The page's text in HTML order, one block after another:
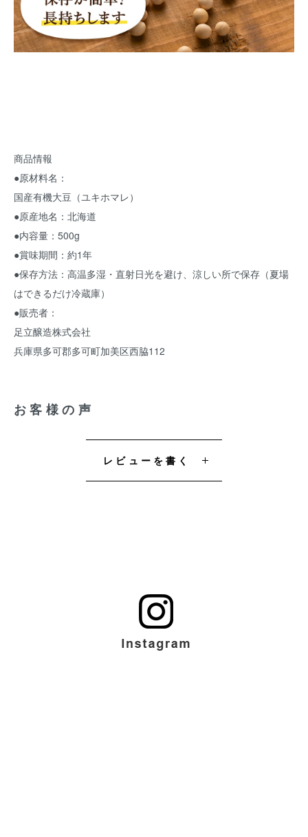
商品情報
●原材料名：
国産有機大豆（ユキホマレ）
●原産地名：北海道
●内容量：500g
●賞味期間：約1年
●保存方法：高温多湿・直射日光を避け、涼しい所で保存（夏場
はできるだけ冷蔵庫）
●販売者：
足立醸造株式会社
兵庫県多可郡多可町加美区西脇112
お客様の声
レビューを書く